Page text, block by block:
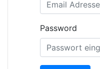
Password